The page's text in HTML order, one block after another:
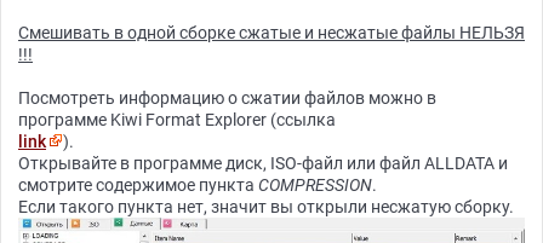
Смешивать в одной сборке сжатые и несжатые файлы НЕЛЬЗЯ
!!!
Посмотреть информацию о сжатии файлов можно в
программе Kiwi Format Explorer (ссылка
link
).
Открывайте в программе диск, ISO-файл или файл ALLDATA и
смотрите содержимое пункта COMPRESSION.
Если такого пункта нет, значит вы открыли несжатую сборку.